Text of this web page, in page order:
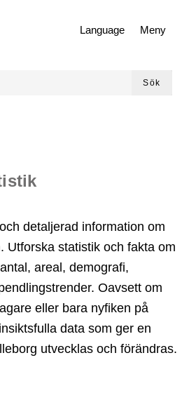
Language
Meny
Sök
detaljerad information om
Utforska statistik och fakta om
areal, demografi,
Oavsett om
eller bara nyfiken på
data som ger en
utvecklas och förändras.